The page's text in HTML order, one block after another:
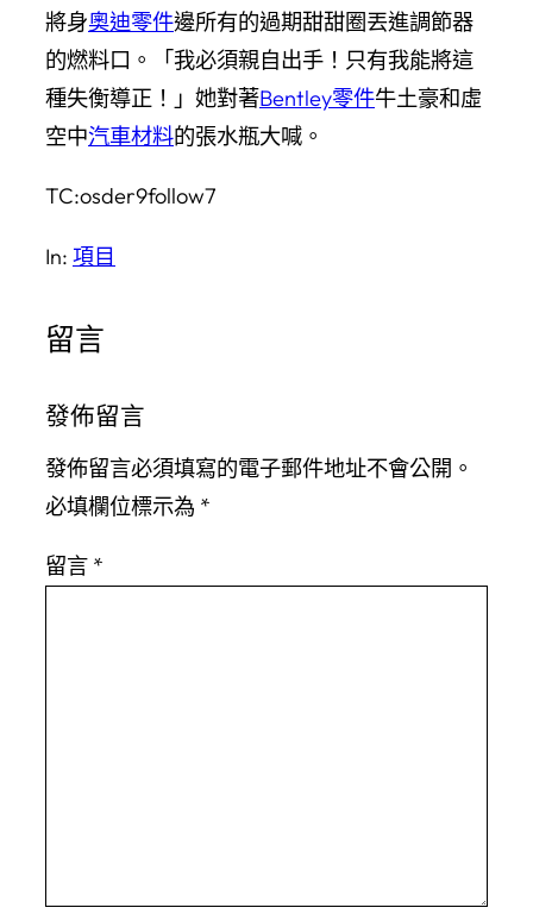
將身奧迪零件邊所有的過期甜甜圈丟進調節器
的燃料口。「我必須親自出手！只有我能將這
種失衡導正！」她對著Bentley零件牛土豪和虛
空中汽車材料的張水瓶大喊。
TC:osder9follow7
In: 項目
留言
發佈留言
發佈留言必須填寫的電子郵件地址不會公開。
必填欄位標示為 *
留言 *